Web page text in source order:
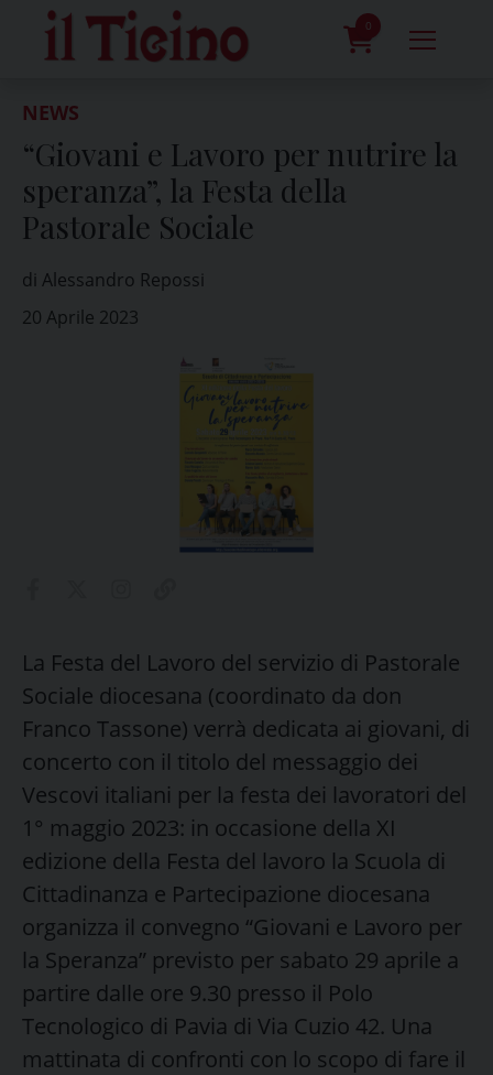
content
0
NEWS
“Giovani e Lavoro per nutrire la
speranza”, la Festa della
Pastorale Sociale
di Alessandro Repossi
20 Aprile 2023
La Festa del Lavoro del servizio di Pastorale
Sociale diocesana (coordinato da don
Franco Tassone) verrà dedicata ai giovani, di
concerto con il titolo del messaggio dei
Vescovi italiani per la festa dei lavoratori del
1° maggio 2023: in occasione della XI
edizione della Festa del lavoro la Scuola di
Cittadinanza e Partecipazione diocesana
organizza il convegno “Giovani e Lavoro per
la Speranza” previsto per sabato 29 aprile a
partire dalle ore 9.30 presso il Polo
Tecnologico di Pavia di Via Cuzio 42. Una
mattinata di confronti con lo scopo di fare il